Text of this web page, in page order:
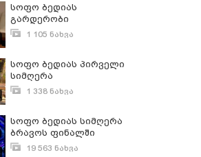
"summer set" და მისი
ექსკლუზიური
ჰედლაინერები
სოფო ბედიას
გარდერობი
1 105 ნახვა
სოფო ბედიას პირველი
სიმღერა
1 338 ნახვა
სოფო ბედიას სიმღერა
ბრავოს ფინალში
19 563 ნახვა